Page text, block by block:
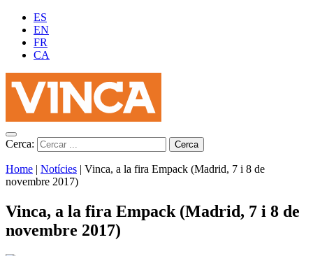
ES
EN
FR
CA
Cerca:
Home | Notícies | Vinca, a la fira Empack (Madrid, 7 i 8 de
novembre 2017)
Vinca, a la fira Empack (Madrid, 7 i 8 de
novembre 2017)